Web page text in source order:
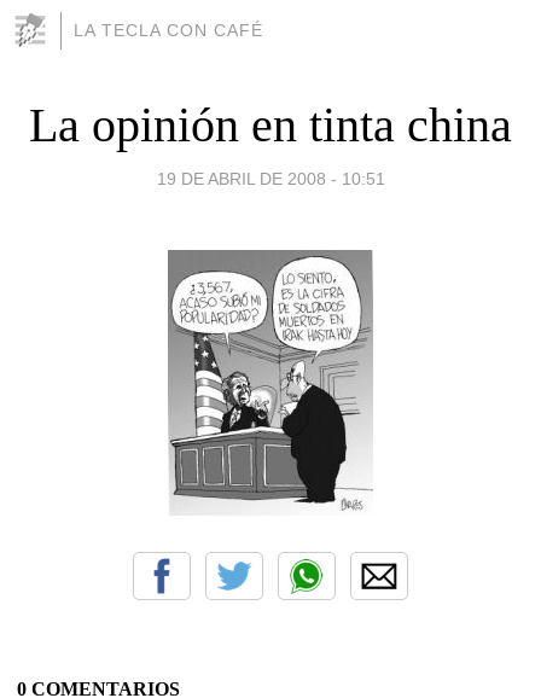
LA TECLA CON CAFÉ
La opinión en tinta china
19 DE ABRIL DE 2008 - 10:51
0 COMENTARIOS